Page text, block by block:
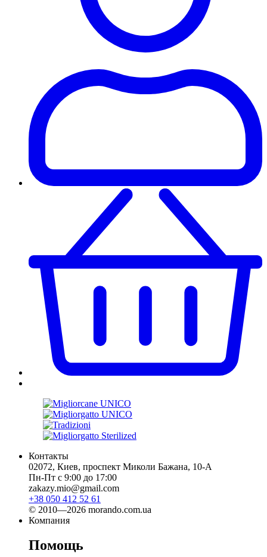
Контакты
02072, Киев, проспект Миколи Бажана, 10-А
Пн-Пт с 9:00 до 17:00
zakazy.mio@gmail.com
+38 050 412 52 61
© 2010—2026 morando.com.ua
Компания
Помощь